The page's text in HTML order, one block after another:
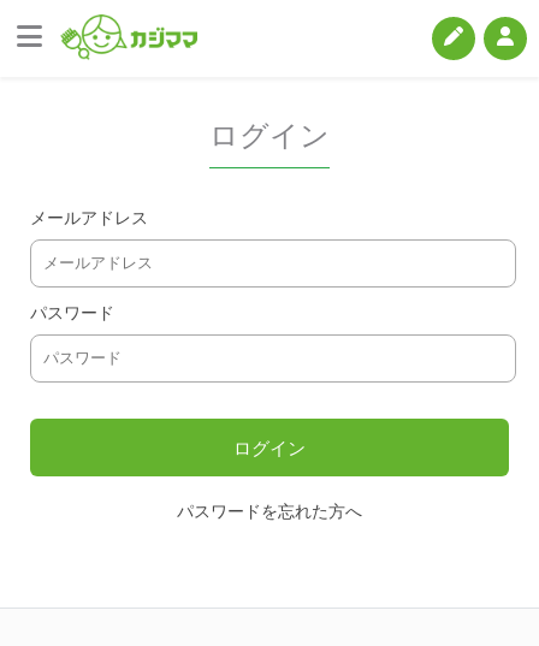
ログイン
メールアドレス
パスワード
パスワードを忘れた方へ